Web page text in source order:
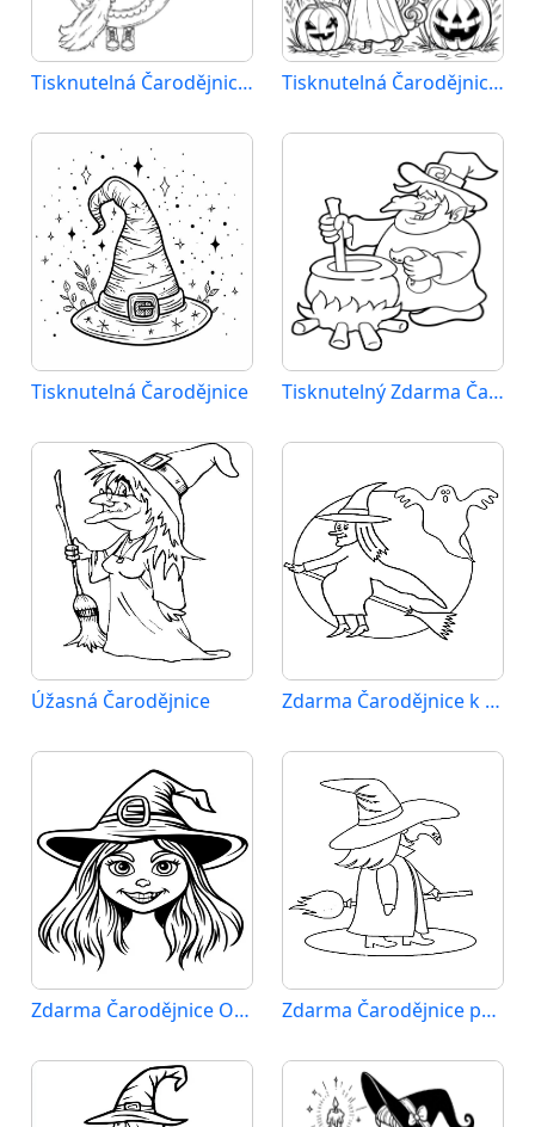
Tisknutelná Čarodějnice Obrázek pro Děti Tisknutelná Čarodějnice Obrázek
Tisknutelná Čarodějnice Tisknutelný Zdarma Čarodějnice
Úžasná Čarodějnice Zdarma Čarodějnice k Tisku pro Děti
Zdarma Čarodějnice Obrázek Zdarma Čarodějnice pro Malé Děti